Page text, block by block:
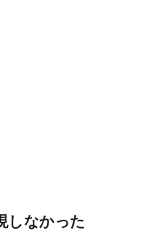
しなかった